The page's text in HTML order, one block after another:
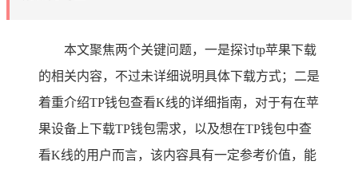
本文聚焦两个关键问题，一是探讨tp苹果下载
的相关内容，不过未详细说明具体下载方式；二是
着重介绍TP钱包查看K线的详细指南，对于有在苹
果设备上下载TP钱包需求，以及想在TP钱包中查
看K线的用户而言，该内容具有一定参考价值，能